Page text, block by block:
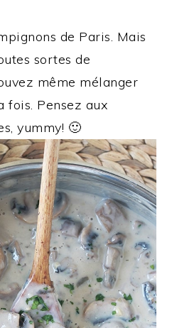
de Paris. Mais
sortes de
même mélanger
fois. Pensez aux
yummy! 🙂